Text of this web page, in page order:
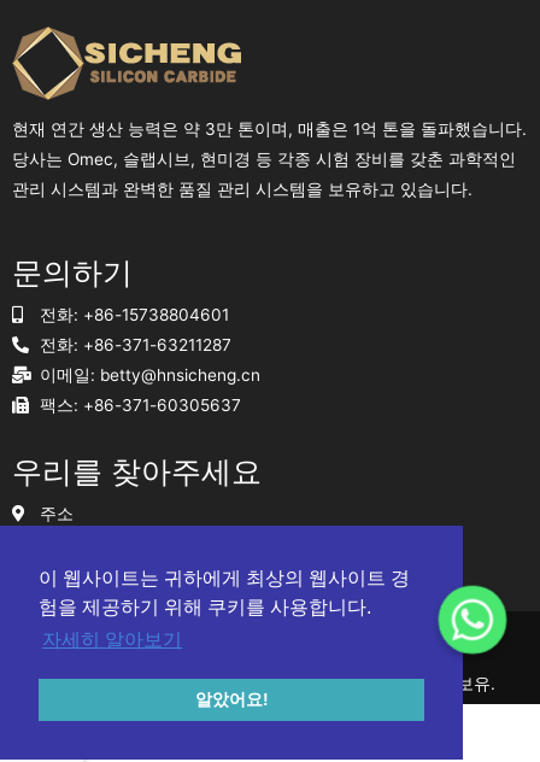
이 웹사이트는 귀하에게 최상의 웹사이트 경
험을 제공하기 위해 쿠키를 사용합니다.
자세히 알아보기
알았어요!
현재 연간 생산 능력은 약 3만 톤이며, 매출은 1억 톤을 돌파했습니다.
당사는 Omec, 슬랩시브, 현미경 등 각종 시험 장비를 갖춘 과학적인
관리 시스템과 완벽한 품질 관리 시스템을 보유하고 있습니다.
문의하기
전화: +86-15738804601
전화: +86-371-63211287
이메일: betty@hnsicheng.cn
팩스: +86-371-60305637
우리를 찾아주세요
주소
사이트맵
© 허난 시청 연마기술 유한회사 2010-2024 모든 권리 보유.